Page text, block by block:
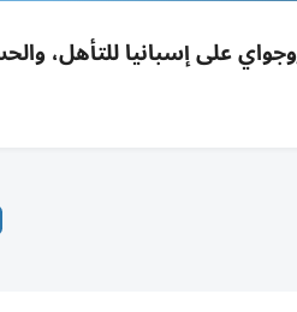
وعدم فوز أوروجواي على إسبانيا للتأهل،